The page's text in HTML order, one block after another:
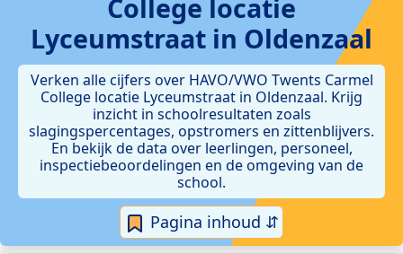
College locatie
Lyceumstraat in Oldenzaal
Verken alle cijfers over HAVO/VWO Twents Carmel
College locatie Lyceumstraat in Oldenzaal. Krijg
inzicht in schoolresultaten zoals
slagingspercentages, opstromers en zittenblijvers.
En bekijk de data over leerlingen, personeel,
inspectiebeoordelingen en de omgeving van de
school.
Pagina inhoud ⇵